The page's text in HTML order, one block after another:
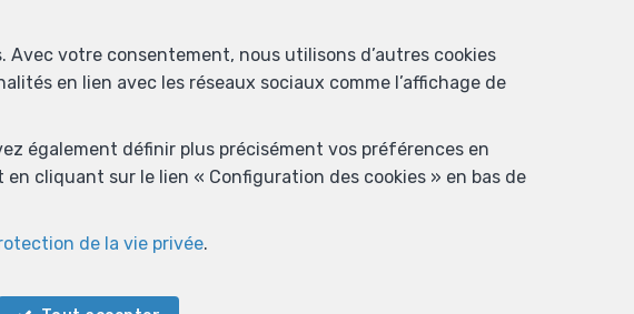
votre consentement, nous utilisons d’autres cookies
en lien avec les réseaux sociaux comme l’affichage de
également définir plus précisément vos préférences en
cliquant sur le lien « Configuration des cookies » en bas de
de la vie privée.